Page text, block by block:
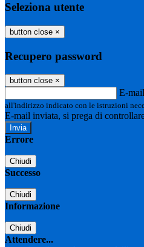
Seleziona utente
button close ×
Recupero password
button close ×
E-mail
all'indirizzo indicato con le istruzioni
E-mail inviata, si prega di
Errore
Chiudi
Successo
Chiudi
Informazione
Chiudi
Attendere...